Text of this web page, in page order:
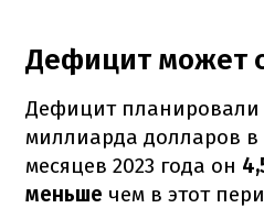
Дефицит может
Дефицит планировали
миллиарда долларов в
месяцев 2023 года он
меньше чем в этот